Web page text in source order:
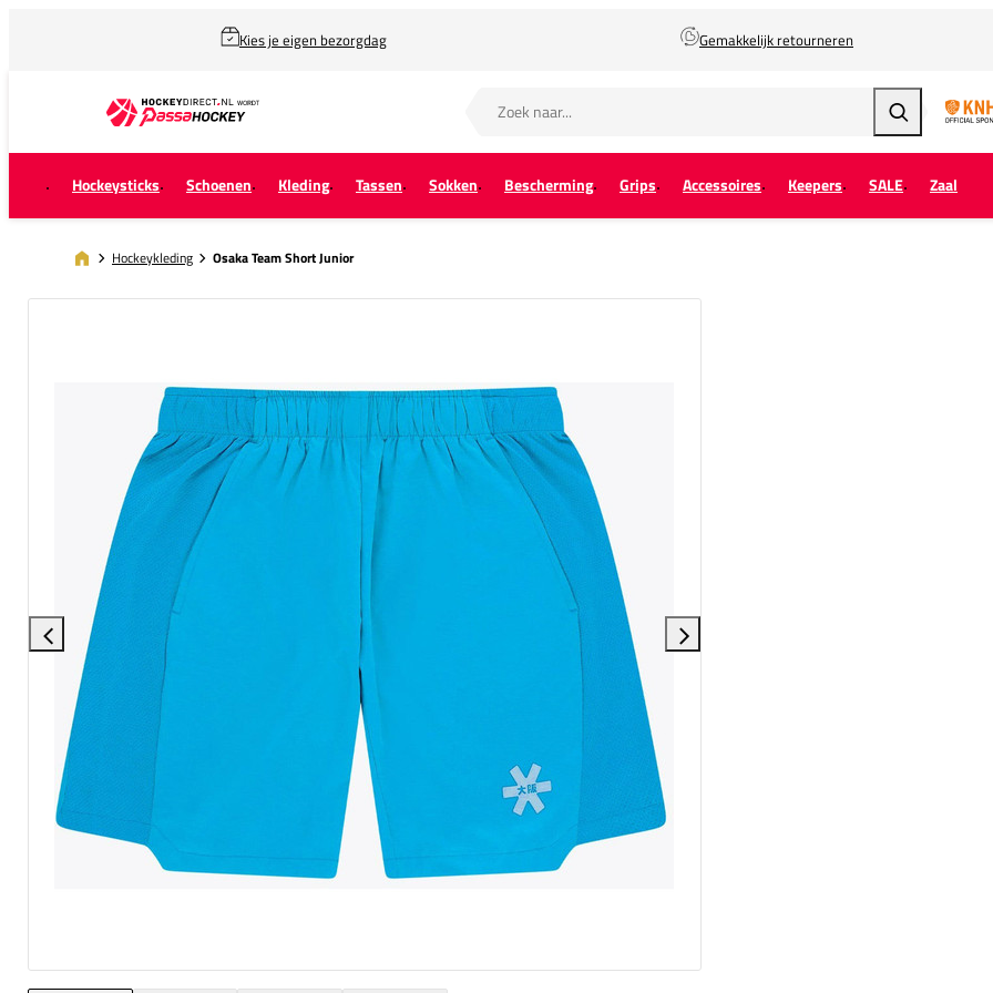
Kies je eigen bezorgdag Gemakkelijk retourneren
Zoeken
Hockeysticks Schoenen Kleding Tassen Sokken Bescherming Grips Accessoires Keepers SALE Zaal
Hockeykleding Osaka Team Short Junior